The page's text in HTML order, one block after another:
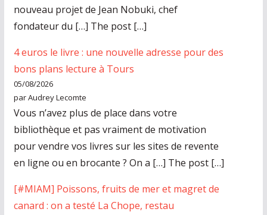
nouveau projet de Jean Nobuki, chef
fondateur du […] The post […]
4 euros le livre : une nouvelle adresse pour des
bons plans lecture à Tours
05/08/2026
par Audrey Lecomte
Vous n’avez plus de place dans votre
bibliothèque et pas vraiment de motivation
pour vendre vos livres sur les sites de revente
en ligne ou en brocante ? On a […] The post […]
[#MIAM] Poissons, fruits de mer et magret de
canard : on a testé La Chope, restau